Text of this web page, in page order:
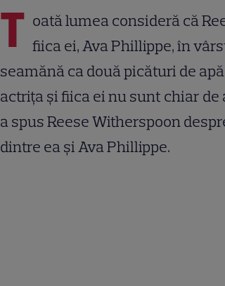
T oată lumea consideră că
fiica ei, Ava Phillippe, în
seamănă ca două picături de
actrița și fiica ei nu sunt chiar de
a spus Reese Witherspoon
dintre ea și Ava Phillippe.